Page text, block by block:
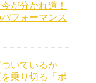
が分かれ道！
フォーマンス
いているか
乗り切る「ポ